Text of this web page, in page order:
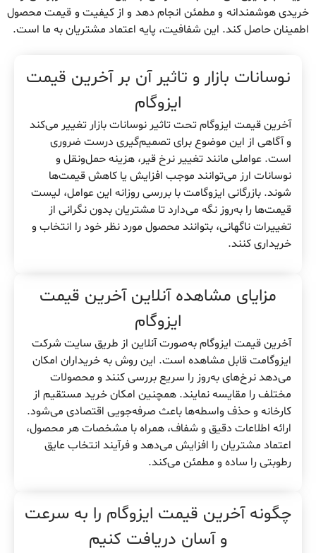
خریدی هوشمندانه و مطمئن انجام دهد و از کیفیت و قیمت محصول
اطمینان حاصل کند. این شفافیت، پایه اعتماد مشتریان به ما است.
نوسانات بازار و تاثیر آن بر آخرین قیمت
ایزوگام
آخرین قیمت ایزوگام تحت تاثیر نوسانات بازار تغییر می‌کند
و آگاهی از این موضوع برای تصمیم‌گیری درست ضروری
است. عواملی مانند تغییر نرخ قیر، هزینه حمل‌ونقل و
نوسانات ارز می‌توانند موجب افزایش یا کاهش قیمت‌ها
شوند. بازرگانی ایزوگامت با بررسی روزانه این عوامل، لیست
قیمت‌ها را به‌روز نگه می‌دارد تا مشتریان بدون نگرانی از
تغییرات ناگهانی، بتوانند محصول مورد نظر خود را انتخاب و
خریداری کنند.
مزایای مشاهده آنلاین آخرین قیمت
ایزوگام
آخرین قیمت ایزوگام به‌صورت آنلاین از طریق سایت شرکت
ایزوگامت قابل مشاهده است. این روش به خریداران امکان
می‌دهد نرخ‌های به‌روز را سریع بررسی کنند و محصولات
مختلف را مقایسه نمایند. همچنین امکان خرید مستقیم از
کارخانه و حذف واسطه‌ها باعث صرفه‌جویی اقتصادی می‌شود.
ارائه اطلاعات دقیق و شفاف، همراه با مشخصات هر محصول،
اعتماد مشتریان را افزایش می‌دهد و فرآیند انتخاب عایق
رطوبتی را ساده و مطمئن می‌کند.
چگونه آخرین قیمت ایزوگام را به سرعت
و آسان دریافت کنیم